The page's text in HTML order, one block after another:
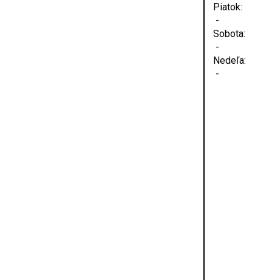
Piatok:
-
Sobota:
-
Nedeľa:
-